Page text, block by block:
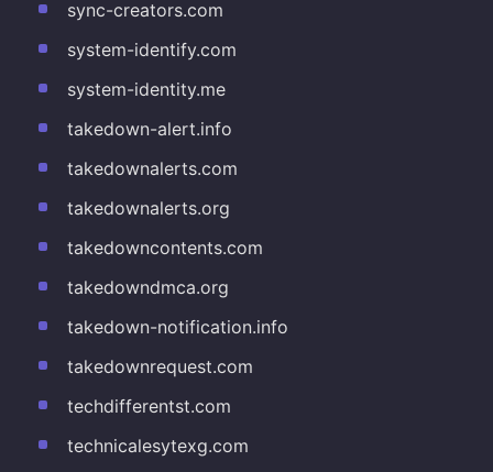
sync-creators.com
system-identify.com
system-identity.me
takedown-alert.info
takedownalerts.com
takedownalerts.org
takedowncontents.com
takedowndmca.org
takedown-notification.info
takedownrequest.com
techdifferentst.com
technicalesytexg.com